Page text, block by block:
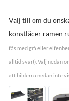
Välj till om du
konstläder ramen
fås med grå eller
alltid svart). Välj nedan
att bilderna nedan inte